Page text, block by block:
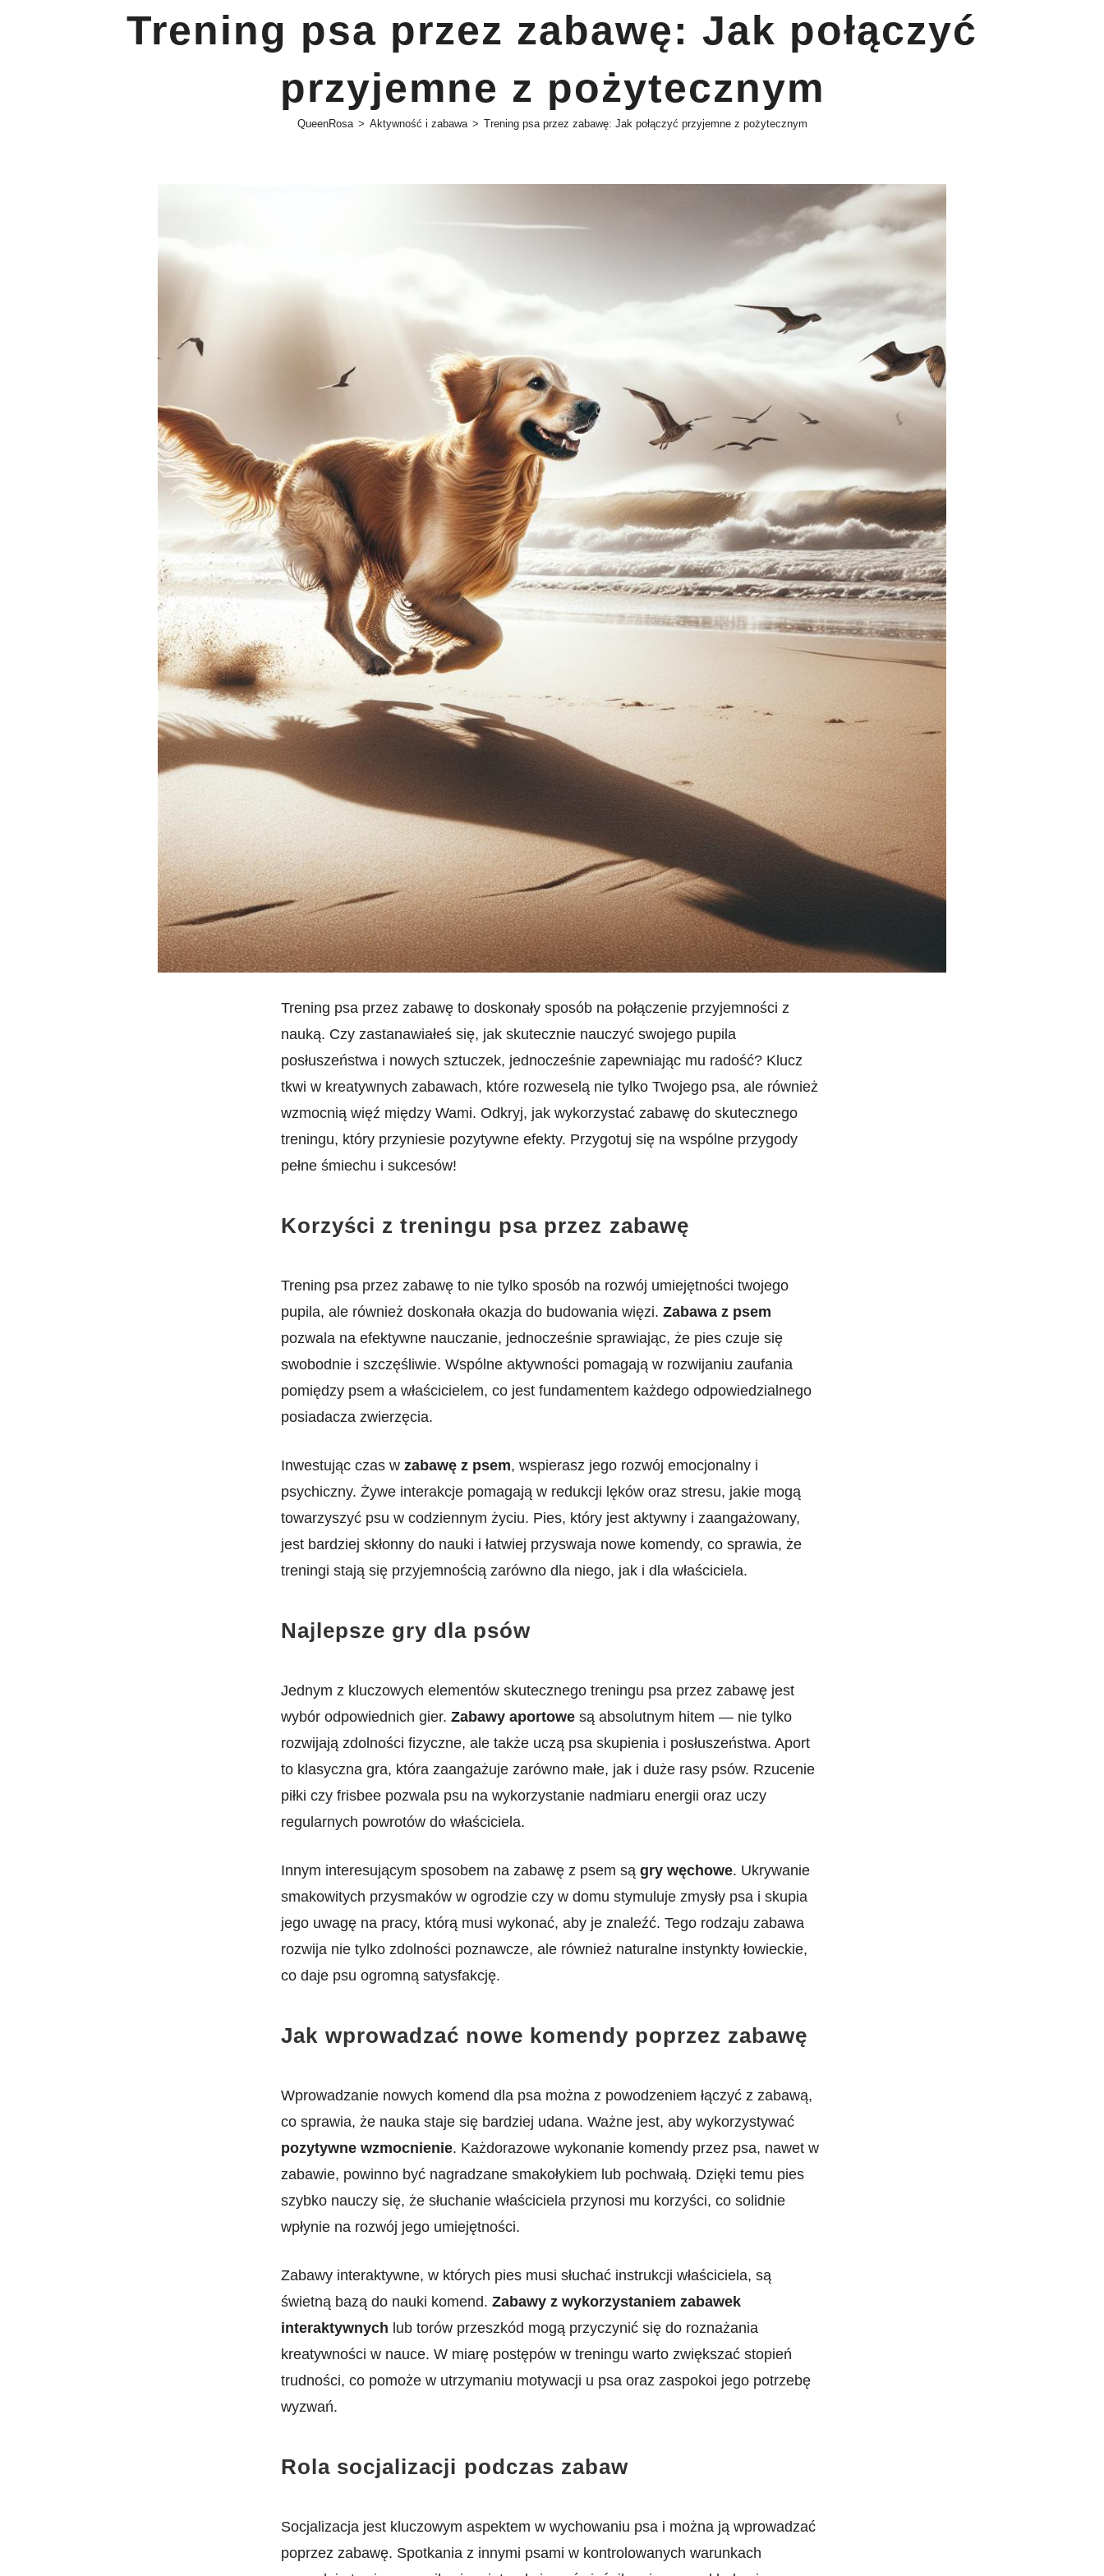
Trening psa przez zabawę: Jak połączyć
przyjemne z pożytecznym
QueenRosa > Aktywność i zabawa > Trening psa przez zabawę: Jak połączyć przyjemne z pożytecznym
Trening psa przez ⁢zabawę to doskonały sposób⁣ na połączenie przyjemności z
nauką. Czy ‌zastanawiałeś się, jak skutecznie nauczyć‍ swojego pupila
posłuszeństwa i nowych sztuczek, jednocześnie ⁤zapewniając‌ mu radość?‍ Klucz
tkwi w ⁣kreatywnych zabawach, które rozweselą nie tylko Twojego psa,⁤ ale⁣ również
wzmocnią​ więź między Wami. Odkryj, jak⁢ wykorzystać zabawę‍ do ‌skutecznego
treningu, który przyniesie pozytywne ⁤efekty. Przygotuj⁣ się ⁣na wspólne przygody
pełne śmiechu i​ sukcesów!
Korzyści z treningu​ psa przez ⁢zabawę
Trening psa przez zabawę to nie ⁣tylko ⁣sposób ⁣na⁣ rozwój umiejętności twojego
pupila, ale również⁢ doskonała okazja do budowania ⁢więzi. Zabawa z ⁤psem
pozwala​ na efektywne nauczanie, jednocześnie sprawiając, że pies czuje się
swobodnie⁢ i szczęśliwie. ​Wspólne aktywności pomagają w rozwijaniu‍ zaufania
pomiędzy psem a właścicielem, co jest fundamentem każdego odpowiedzialnego
posiadacza zwierzęcia.
Inwestując czas w zabawę z psem, wspierasz jego rozwój‌ emocjonalny i
psychiczny. Żywe‍ interakcje pomagają ⁤w ​redukcji lęków oraz stresu, jakie mogą
towarzyszyć psu w codziennym życiu.​ Pies, który jest​ aktywny i zaangażowany,
jest ‌bardziej skłonny ⁤do nauki ‌i łatwiej przyswaja ⁢nowe komendy, co sprawia, że
treningi stają się⁣ przyjemnością zarówno dla niego, jak i dla właściciela.
Najlepsze gry dla psów
Jednym z kluczowych elementów ​skutecznego treningu psa przez zabawę jest
wybór ⁢odpowiednich ⁣gier. Zabawy⁣ aportowe ⁣są absolutnym hitem — nie tylko
⁣rozwijają‍ zdolności fizyczne, ale⁣ także uczą psa skupienia i posłuszeństwa. Aport
to klasyczna gra, która zaangażuje ⁣zarówno małe, ​jak i duże rasy psów. Rzucenie
piłki ⁢czy frisbee‍ pozwala psu na wykorzystanie nadmiaru energii oraz uczy
regularnych powrotów do właściciela.
Innym interesującym⁢ sposobem na zabawę ⁤z psem są gry węchowe. ‌Ukrywanie
‌smakowitych przysmaków w ogrodzie czy w domu stymuluje zmysły psa i‌ skupia
jego uwagę na pracy, którą musi wykonać, aby je⁢ znaleźć. Tego rodzaju zabawa
‍rozwija nie tylko zdolności poznawcze, ale również naturalne instynkty łowieckie,
co daje psu ogromną satysfakcję.
Jak ⁣wprowadzać nowe komendy poprzez zabawę
Wprowadzanie nowych komend dla psa można z powodzeniem łączyć z zabawą,⁢
co sprawia, że nauka staje się bardziej udana. Ważne jest, aby wykorzystywać
pozytywne wzmocnienie. Każdorazowe wykonanie ‌komendy przez psa, nawet‌ w
zabawie, powinno być nagradzane smakołykiem​ lub pochwałą. Dzięki temu pies
szybko ⁣nauczy‍ się, że ⁣słuchanie właściciela przynosi mu ​korzyści, co solidnie
wpłynie ​na rozwój jego​ umiejętności.
Zabawy interaktywne,⁢ w których ⁣pies musi słuchać instrukcji właściciela, są
świetną bazą do nauki komend. Zabawy z⁤ wykorzystaniem zabawek
interaktywnych lub torów przeszkód mogą przyczynić się do roznażania
kreatywności w nauce.​ W miarę postępów w treningu warto zwiększać ⁣stopień
trudności, co pomoże w⁣ utrzymaniu motywacji u psa oraz zaspokoi jego potrzebę
wyzwań.
Rola socjalizacji ⁢podczas zabaw
Socjalizacja jest ‌kluczowym aspektem w wychowaniu psa i⁢ można ją wprowadzać
poprzez zabawę. Spotkania z innymi psami w kontrolowanych warunkach